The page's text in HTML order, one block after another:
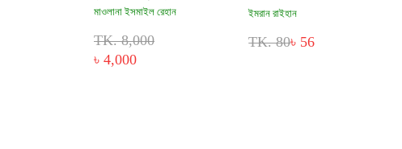
মাওলানা ইসমাইল রেহান
TK. 8,000
৳ 4,000
ইমরান রাইহান
TK. 80৳ 56